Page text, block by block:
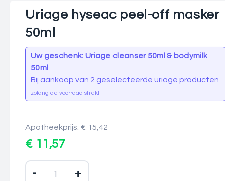
Uriage hyseac peel-off masker
50ml
Uw geschenk: Uriage cleanser 50ml & bodymilk
50ml
Bij aankoop van 2 geselecteerde uriage producten
zolang de voorraad strekt
Apotheekprijs: € 15,42
€ 11,57
- +